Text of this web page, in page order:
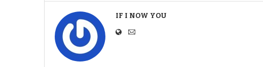
IF I NOW YOU